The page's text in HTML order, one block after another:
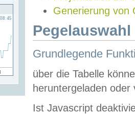
Generierung von
Grundlegende
über die Tabelle
heruntergeladen oder
Ist Javascript